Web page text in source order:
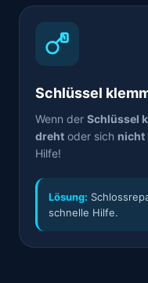
Schlüssel
Wenn der Schlüssel
dreht oder sich nicht
Hilfe!
Lösung:
schnelle Hilfe.